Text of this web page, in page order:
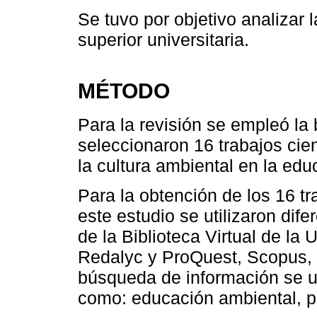
Se tuvo por objetivo analizar
superior universitaria.
MÉTODO
Para la revisión se empleó
seleccionaron 16 trabajos
la cultura ambiental en la
Para la obtención de los 16
este estudio se utilizaron
de la Biblioteca Virtual de la
Redalyc y ProQuest,
búsqueda de información se
como: educación ambiental,